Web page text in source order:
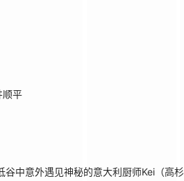
顺平
中意外遇见神秘的意大利厨师Kei（高杉